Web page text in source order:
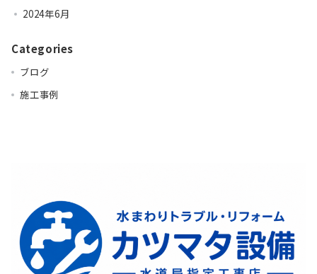
2024年6月
Categories
ブログ
施工事例